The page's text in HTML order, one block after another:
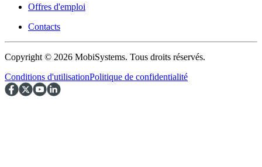
Offres d'emploi
Contacts
Copyright © 2026 MobiSystems. Tous droits réservés.
Conditions d'utilisationPolitique de confidentialité